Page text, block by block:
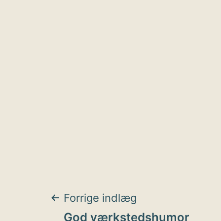
Forrige indlæg
God værkstedshumor